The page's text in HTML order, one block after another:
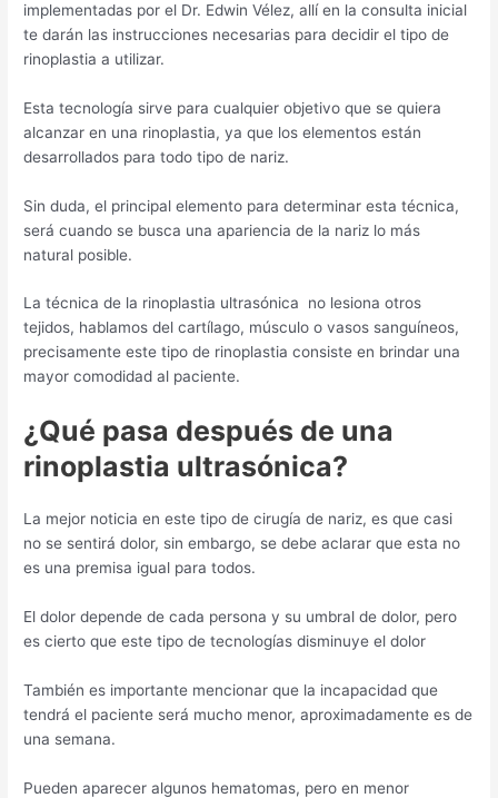
implementadas por el Dr. Edwin Vélez, allí en la consulta inicial
te darán las instrucciones necesarias para decidir el tipo de
rinoplastia a utilizar.
Esta tecnología sirve para cualquier objetivo que se quiera
alcanzar en una rinoplastia, ya que los elementos están
desarrollados para todo tipo de nariz.
Sin duda, el principal elemento para determinar esta técnica,
será cuando se busca una apariencia de la nariz lo más
natural posible.
La técnica de la rinoplastia ultrasónica no lesiona otros
tejidos, hablamos del cartílago, músculo o vasos sanguíneos,
precisamente este tipo de rinoplastia consiste en brindar una
mayor comodidad al paciente.
¿Qué pasa después de una
rinoplastia ultrasónica?
La mejor noticia en este tipo de cirugía de nariz, es que casi
no se sentirá dolor, sin embargo, se debe aclarar que esta no
es una premisa igual para todos.
El dolor depende de cada persona y su umbral de dolor, pero
es cierto que este tipo de tecnologías disminuye el dolor
También es importante mencionar que la incapacidad que
tendrá el paciente será mucho menor, aproximadamente es de
una semana.
Pueden aparecer algunos hematomas, pero en menor